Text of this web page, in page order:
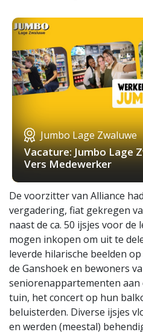
Jumbo Lage Zwaluwe
Vacature: Jumbo Lage
Vers Medewerker
De voorzitter van Alliance
vergadering, fiat gekregen
naast de ca. 50 ijsjes voor de
mogen inkopen om uit te
leverde hilarische beelden
de Ganshoek en bewoners
seniorenappartementen aan
tuin, het concert op hun
beluisterden. Diverse ijsjes
en werden (meestal)